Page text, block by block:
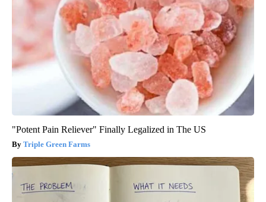
"Potent Pain Reliever" Finally Legalized in The US
Triple Green Farms